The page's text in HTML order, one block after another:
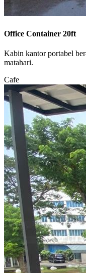
Office Container 20ft
Kabin kantor portabel
matahari.
Cafe